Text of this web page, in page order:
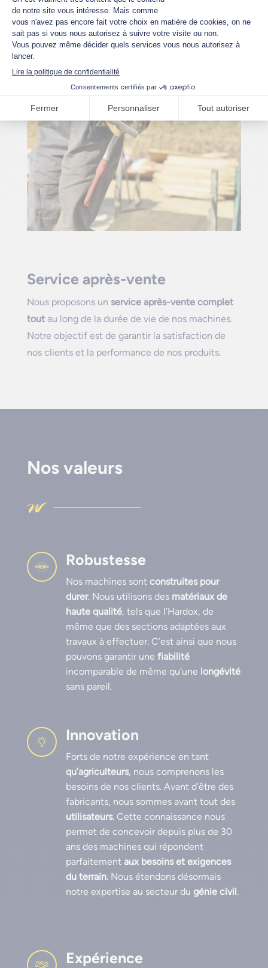
monde , y compris dans les zones les plus
reculées.
Service après-vente
Nous proposons un service après-vente complet
toutau long de la durée de vie de nos machines.
Notre objectif est de garantir la satisfaction de
nos clients et la performance de nos produits.
Nos valeurs
Robustesse
Nos machines sont construites pour
durer. Nous utilisons des matériaux de
haute qualité, tels que l’Hardox, de
même que des sections adaptées aux
travaux à effectuer. C’est ainsi que nous
pouvons garantir une fiabilité
incomparable de même qu’une longévité
sans pareil.
Innovation
Forts de notre expérience en tant
qu’agriculteurs, nous comprenons les
besoins de nos clients. Avant d’être des
fabricants, nous sommes avant tout des
utilisateurs. Cette connaissance nous
permet de concevoir depuis plus de 30
ans des machines qui répondent
parfaitement aux besoins et exigences
du terrain. Nous étendons désormais
notre expertise au secteur du génie civil .
Expérience